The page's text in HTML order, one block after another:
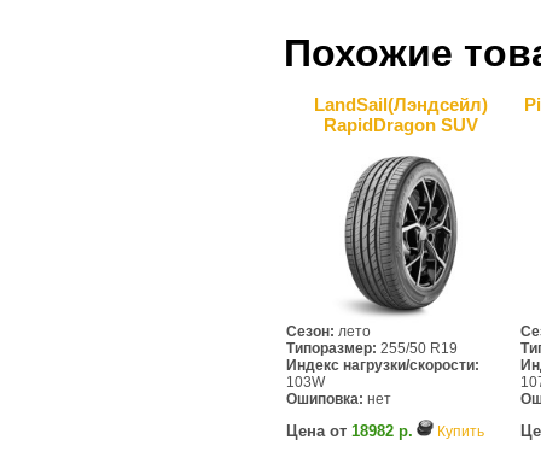
Похожие
LandSail(Лэндсейл)
RapidDragon SUV
Сезон: лето
Типоразмер: 255/50 R19
Индекс нагрузки/скорости:
103W
Ошиповка: нет
Цена от 18982 р. Купить